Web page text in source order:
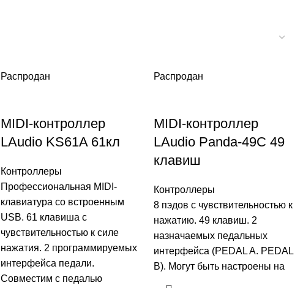
Распродан
MIDI-контроллер
LAudio KS61A 61кл
Контроллеры
Профессиональная MIDI-
клавиатура со встроенным
USB. 61 клавиша с
чувствительностью к силе
нажатия. 2 программируемых
интерфейса педали.
Совместим с педалью
Распродан
MIDI-контроллер
LAudio Panda-49C 49
клавиш
Контроллеры
8 пэдов с чувствительностью к
нажатию. 49 клавиш. 2
назначаемых педальных
интерфейса (PEDAL A. PEDAL
B). Могут быть настроены на